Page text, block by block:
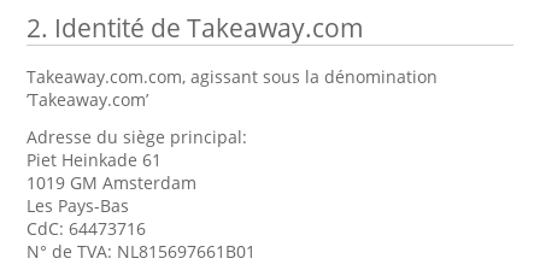
2. Identité de Takeaway.com
Takeaway.com.com, agissant sous la dénomination
’Takeaway.com’
Adresse du siège principal:
Piet Heinkade 61
1019 GM Amsterdam
Les Pays-Bas
CdC: 64473716
N° de TVA: NL815697661B01